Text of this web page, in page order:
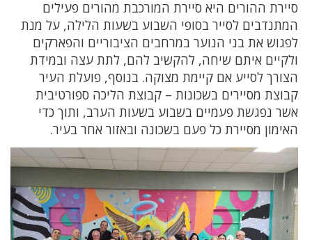
סיירת ההורים היא סיירת המורכבת מהורים פעילים
המתנדבים לסייר בסופי השבוע בשעות הלילה, על מנת
לפגוש את בני הנוער במרחבים הציבוריים והפארקים
ולקיים איתם שיחה, להקשיב להם, לתת עצה ובמידת
הצורך לסייע אם קיימת מצוקה. בנוסף, פועלת העיר
קבוצת מסיירים בשכונות – קבוצת הליכה ספורטיבית
אשר נפגשת פעמיים בשבוע בשעות הערב, ותוך כדי
האימון מסיירת כל פעם בשכונה ובאזור אחר בעיר.